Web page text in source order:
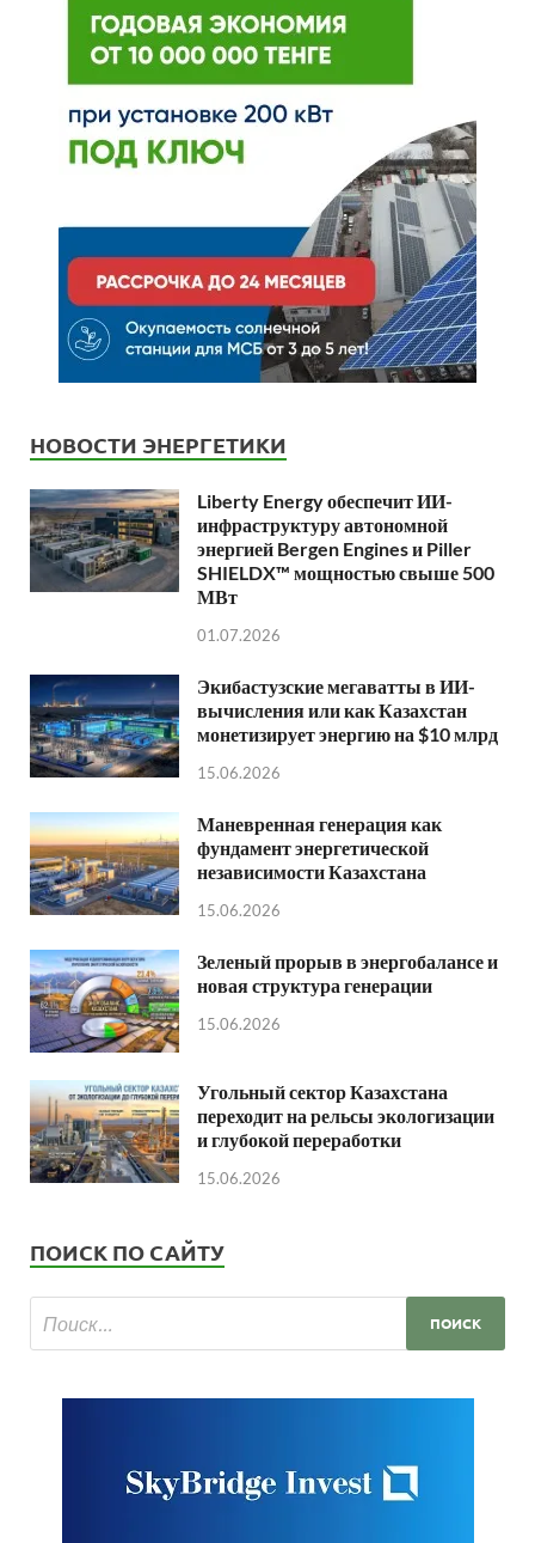
НОВОСТИ ЭНЕРГЕТИКИ
Liberty Energy обеспечит ИИ-
инфраструктуру автономной
энергией Bergen Engines и Piller
SHIELDX™ мощностью свыше 500
МВт
01.07.2026
Экибастузские мегаватты в ИИ-
вычисления или как Казахстан
монетизирует энергию на $10 млрд
15.06.2026
Маневренная генерация как
фундамент энергетической
независимости Казахстана
15.06.2026
Зеленый прорыв в энергобалансе и
новая структура генерации
15.06.2026
Угольный сектор Казахстана
переходит на рельсы экологизации
и глубокой переработки
15.06.2026
ПОИСК ПО САЙТУ